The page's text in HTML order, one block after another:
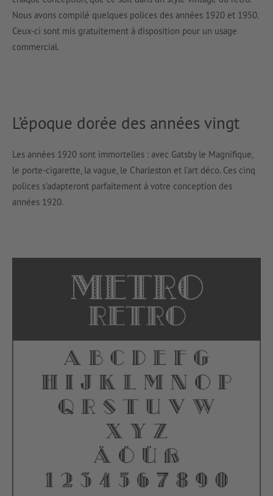
Nous avons compilé quelques polices des années 1920 et 1950.
Ceux-ci sont mis gratuitement à disposition pour un usage
commercial.
L’époque dorée des années vingt
Les années 1920 sont immortelles : avec Gatsby le Magnifique,
le porte-cigarette, la vague, le Charleston et l’art déco. Ces cinq
polices s’adapteront parfaitement à votre conception des
années 1920.